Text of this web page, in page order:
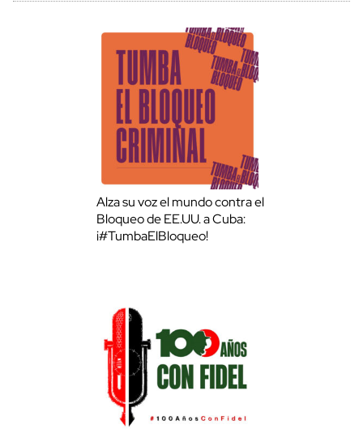
Alza su voz el mundo contra el
Bloqueo de EE.UU. a Cuba:
¡#TumbaElBloqueo!